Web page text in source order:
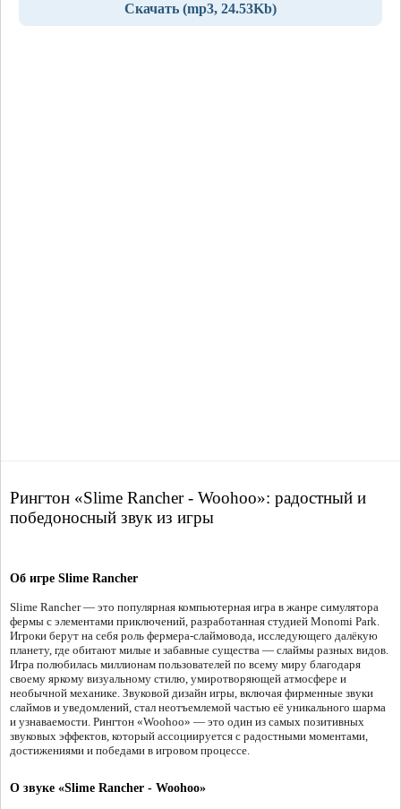
Скачать (mp3, 24.53Kb)
Рингтон «Slime Rancher - Woohoo»: радостный и
победоносный звук из игры
Об игре Slime Rancher
Slime Rancher — это популярная компьютерная игра в жанре симулятора
фермы с элементами приключений, разработанная студией Monomi Park.
Игроки берут на себя роль фермера-слаймовода, исследующего далёкую
планету, где обитают милые и забавные существа — слаймы разных видов.
Игра полюбилась миллионам пользователей по всему миру благодаря
своему яркому визуальному стилю, умиротворяющей атмосфере и
необычной механике. Звуковой дизайн игры, включая фирменные звуки
слаймов и уведомлений, стал неотъемлемой частью её уникального шарма
и узнаваемости. Рингтон «Woohoo» — это один из самых позитивных
звуковых эффектов, который ассоциируется с радостными моментами,
достижениями и победами в игровом процессе.
О звуке «Slime Rancher - Woohoo»